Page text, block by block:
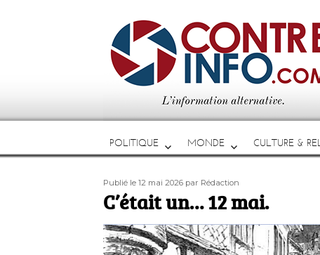
POLITIQUE MONDE CULTURE &
Publié
le
Publié le 12 mai 2026 Auteur
par Rédaction
C’était un… 12 mai.